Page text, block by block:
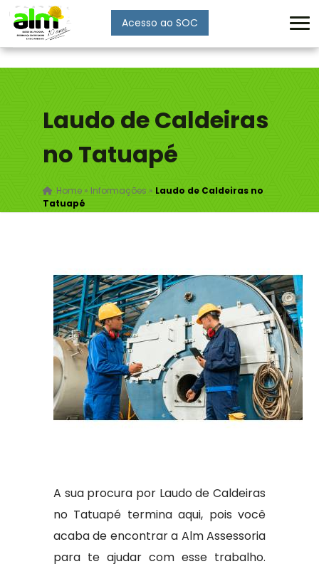
Acesso ao SOC
Laudo de Caldeiras
no Tatuapé
Home» Informações » Laudo de Caldeiras no
Tatuapé
A sua procura por Laudo de Caldeiras
no Tatuapé termina aqui, pois você
acaba de encontrar a Alm Assessoria
para te ajudar com esse trabalho.
Enviar